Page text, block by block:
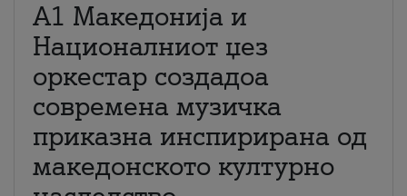
А1 Македонија и
Националниот џез
оркестар создадоа
современа музичка
приказна инспирирана од
македонското културно